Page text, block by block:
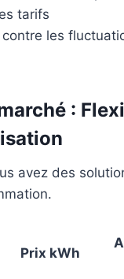
tarifs
les
:
avez des
Prix kWh